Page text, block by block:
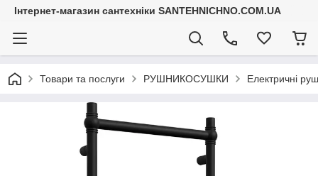
Інтернет-магазин сантехніки SANTEHNICHNO.COM.UA
Товари та послуги РУШНИКОСУШКИ Електричні